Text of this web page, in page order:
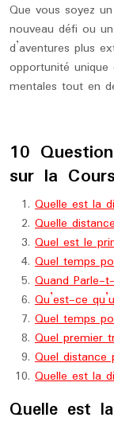
Que vous soyez
nouveau défi ou
d’aventures plus
opportunité
mentales tout en
10
sur la
Quelle est la
Quelle
Quel est le
Quel temps
Quand Parle-
Qu’est-ce
Quel temps
Quel premier
Quel
Quelle est la
Quelle est